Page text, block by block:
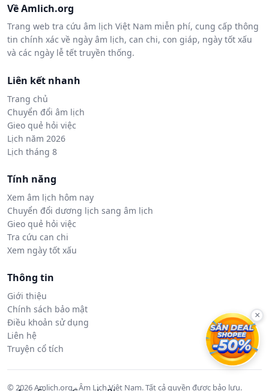
Về Amlich.org
Trang web tra cứu âm lịch Việt Nam miễn phí, cung cấp thông
tin chính xác về ngày âm lịch, can chi, con giáp, ngày tốt xấu
và các ngày lễ tết truyền thống.
Liên kết nhanh
Trang chủ
Chuyển đổi âm lịch
Gieo quẻ hỏi việc
Lịch năm 2026
Lịch tháng 8
Tính năng
Xem âm lịch hôm nay
Chuyển đổi dương lịch sang âm lịch
Gieo quẻ hỏi việc
Tra cứu can chi
Xem ngày tốt xấu
Thông tin
Giới thiệu
Chính sách bảo mật
Điều khoản sử dụng
Liên hệ
Truyện cổ tích
© 2026 Amlich.org - Âm Lịch Việt Nam. Tất cả quyền được bảo lưu.
×